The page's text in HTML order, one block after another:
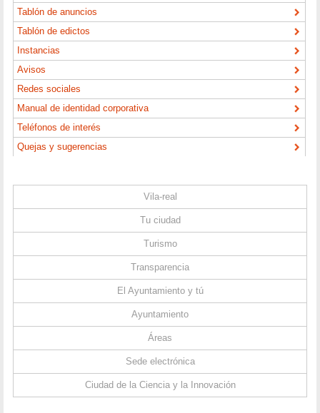
Tablón de anuncios
Tablón de edictos
Instancias
Avisos
Redes sociales
Manual de identidad corporativa
Teléfonos de interés
Quejas y sugerencias
Vila-real
Tu ciudad
Turismo
Transparencia
El Ayuntamiento y tú
Ayuntamiento
Áreas
Sede electrónica
Ciudad de la Ciencia y la Innovación